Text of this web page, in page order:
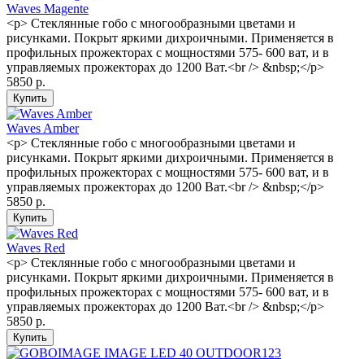
Waves Magente
<p> Стеклянные гобо с многообразными цветами и
рисунками. Покрыт яркими дихроичными. Применяется в
профильных прожекторах с мощностями 575- 600 ват, и в
управляемых прожекторах до 1200 Ват.<br /> &nbsp;</p>
5850 р.
Waves Amber
<p> Стеклянные гобо с многообразными цветами и
рисунками. Покрыт яркими дихроичными. Применяется в
профильных прожекторах с мощностями 575- 600 ват, и в
управляемых прожекторах до 1200 Ват.<br /> &nbsp;</p>
5850 р.
Waves Red
<p> Стеклянные гобо с многообразными цветами и
рисунками. Покрыт яркими дихроичными. Применяется в
профильных прожекторах с мощностями 575- 600 ват, и в
управляемых прожекторах до 1200 Ват.<br /> &nbsp;</p>
5850 р.